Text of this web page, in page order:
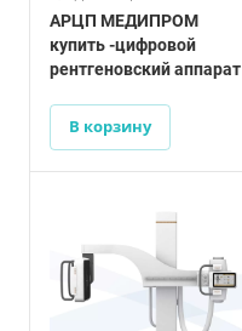
АРЦП МЕДИПРОМ
купить -цифровой
рентгеновский аппарат
В корзину